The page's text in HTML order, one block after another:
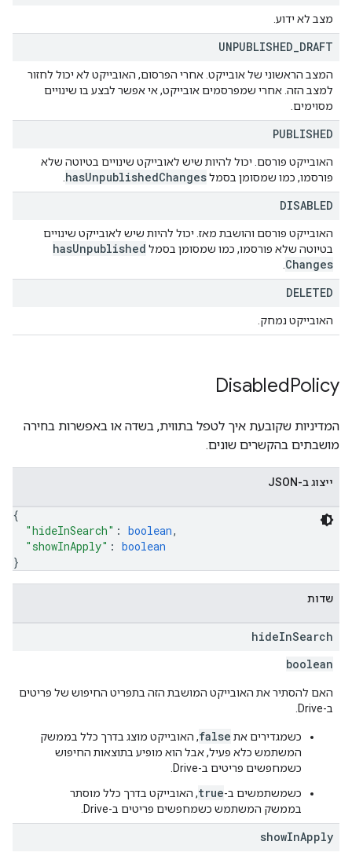
מצב לא ידוע.
UNPUBLISHED DRAFT
המצב הראשוני של אובייקט. אחרי הפרסום, האובייקט לא יכול לחזור
למצב הזה. אחרי שמפרסמים אובייקט, אי אפשר לבצע בו שינויים
מסוימים.
PUBLISHED
האובייקט פורסם. יכול להיות שיש לאובייקט שינויים בטיוטה שלא
פורסמו, כמו שמסומן בסמל
hasUnpublishedChanges
DISABLED
האובייקט פורסם והושבת מאז. יכול להיות שיש לאובייקט שינויים
בטיוטה שלא פורסמו, כמו שמסומן בסמל
hasUnpublished
Changes
DELETED
האובייקט נמחק.
DisabledPolicy
המדיניות שקובעת איך לטפל בתווית, בשדה או באפשרות בחירה
מושבתים בהקשרים שונים.
ייצוג ב-JSON
{
"hideInSearch" : boolean,
"showInApply" : boolean
}
שדות
hideInSearch
boolean
האם להסתיר את האובייקט המושבת הזה בתפריט החיפוש של פריטים
ב-Drive.
כשמגדירים את false, האובייקט מוצג בדרך כלל בממשק
המשתמש כלא פעיל, אבל הוא מופיע בתוצאות החיפוש
כשמחפשים פריטים ב-Drive.
כשמשתמשים ב-true, האובייקט בדרך כלל מוסתר
בממשק המשתמש כשמחפשים פריטים ב-Drive.
showInApply